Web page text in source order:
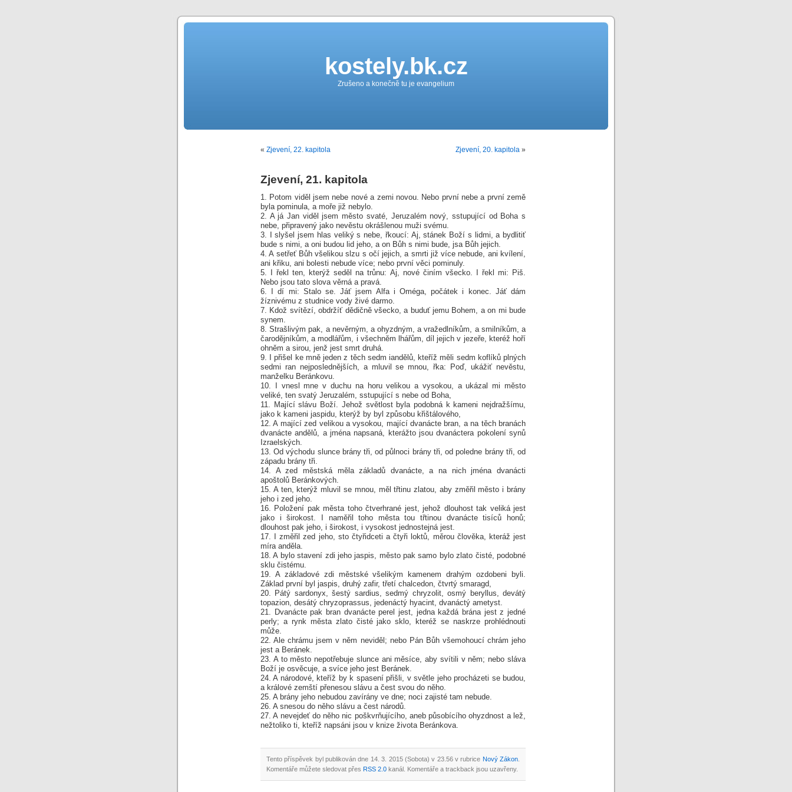
kostely.bk.cz
Zrušeno a konečně tu je evangelium
« Zjevení, 22. kapitola Zjevení, 20. kapitola »
Zjevení, 21. kapitola
1. Potom viděl jsem nebe nové a zemi novou. Nebo první nebe a první země
byla pominula, a moře již nebylo.
2. A já Jan viděl jsem město svaté, Jeruzalém nový, sstupující od Boha s
nebe, připravený jako nevěstu okrášlenou muži svému.
3. I slyšel jsem hlas veliký s nebe, řkoucí: Aj, stánek Boží s lidmi, a bydlitiť
bude s nimi, a oni budou lid jeho, a on Bůh s nimi bude, jsa Bůh jejich.
4. A setřeť Bůh všelikou slzu s očí jejich, a smrti již více nebude, ani kvílení,
ani křiku, ani bolesti nebude více; nebo první věci pominuly.
5. I řekl ten, kterýž seděl na trůnu: Aj, nové činím všecko. I řekl mi: Piš.
Nebo jsou tato slova věrná a pravá.
6. I dí mi: Stalo se. Jáť jsem Alfa i Oméga, počátek i konec. Jáť dám
žíznivému z studnice vody živé darmo.
7. Kdož svítězí, obdržíť dědičně všecko, a buduť jemu Bohem, a on mi bude
synem.
8. Strašlivým pak, a nevěrným, a ohyzdným, a vražedlníkům, a smilníkům, a
čarodějníkům, a modlářům, i všechněm lhářům, díl jejich v jezeře, kteréž hoří
ohněm a sirou, jenž jest smrt druhá.
9. I přišel ke mně jeden z těch sedm iandělů, kteříž měli sedm koflíků plných
sedmi ran nejposlednějších, a mluvil se mnou, řka: Poď, ukážiť nevěstu,
manželku Beránkovu.
10. I vnesl mne v duchu na horu velikou a vysokou, a ukázal mi město
veliké, ten svatý Jeruzalém, sstupující s nebe od Boha,
11. Mající slávu Boží. Jehož světlost byla podobná k kameni nejdražšímu,
jako k kameni jaspidu, kterýž by byl způsobu křištálového,
12. A mající zed velikou a vysokou, mající dvanácte bran, a na těch branách
dvanácte andělů, a jména napsaná, kterážto jsou dvanáctera pokolení synů
Izraelských.
13. Od východu slunce brány tři, od půlnoci brány tři, od poledne brány tři, od
západu brány tři.
14. A zed městská měla základů dvanácte, a na nich jména dvanácti
apoštolů Beránkových.
15. A ten, kterýž mluvil se mnou, měl třtinu zlatou, aby změřil město i brány
jeho i zed jeho.
16. Položení pak města toho čtverhrané jest, jehož dlouhost tak veliká jest
jako i širokost. I naměřil toho města tou třtinou dvanácte tisíců honů;
dlouhost pak jeho, i širokost, i vysokost jednostejná jest.
17. I změřil zed jeho, sto čtyřidceti a čtyři loktů, měrou člověka, kteráž jest
míra anděla.
18. A bylo stavení zdi jeho jaspis, město pak samo bylo zlato čisté, podobné
sklu čistému.
19. A základové zdi městské všelikým kamenem drahým ozdobeni byli.
Základ první byl jaspis, druhý zafir, třetí chalcedon, čtvrtý smaragd,
20. Pátý sardonyx, šestý sardius, sedmý chryzolit, osmý beryllus, devátý
topazion, desátý chryzoprassus, jedenáctý hyacint, dvanáctý ametyst.
21. Dvanácte pak bran dvanácte perel jest, jedna každá brána jest z jedné
perly; a rynk města zlato čisté jako sklo, kteréž se naskrze prohlédnouti
může.
22. Ale chrámu jsem v něm neviděl; nebo Pán Bůh všemohoucí chrám jeho
jest a Beránek.
23. A to město nepotřebuje slunce ani měsíce, aby svítili v něm; nebo sláva
Boží je osvěcuje, a svíce jeho jest Beránek.
24. A národové, kteříž by k spasení přišli, v světle jeho procházeti se budou,
a králové zemští přenesou slávu a čest svou do něho.
25. A brány jeho nebudou zavírány ve dne; noci zajisté tam nebude.
26. A snesou do něho slávu a čest národů.
27. A nevejdeť do něho nic poškvrňujícího, aneb působícího ohyzdnost a lež,
nežtoliko ti, kteříž napsáni jsou v knize života Beránkova.
Tento příspěvek byl publikován dne 14. 3. 2015 (Sobota) v 23.56 v rubrice Nový Zákon
Komentáře můžete sledovat přes RSS 2.0 kanál. Komentáře a trackback jsou uzavřeny.